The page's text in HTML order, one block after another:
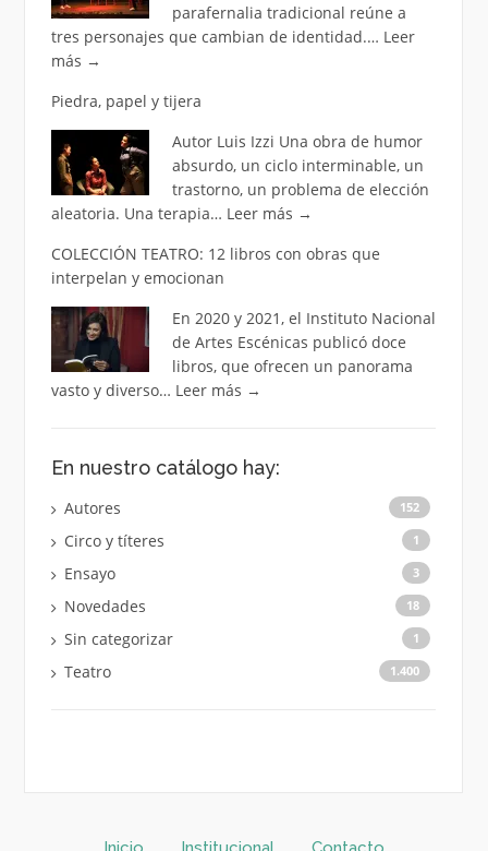
parafernalia tradicional reúne a
tres personajes que cambian de identidad.… Leer
más →
Piedra, papel y tijera
Autor Luis Izzi Una obra de humor
absurdo, un ciclo interminable, un
trastorno, un problema de elección
aleatoria. Una terapia… Leer más →
COLECCIÓN TEATRO: 12 libros con obras que
interpelan y emocionan
En 2020 y 2021, el Instituto Nacional
de Artes Escénicas publicó doce
libros, que ofrecen un panorama
vasto y diverso… Leer más →
En nuestro catálogo hay:
Autores 152
Circo y títeres 1
Ensayo 3
Novedades 18
Sin categorizar 1
Teatro 1.400